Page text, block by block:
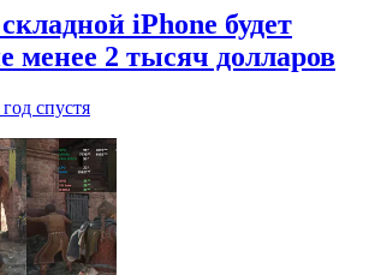
iPhone будет
менее 2 тысяч долларов
год спустя